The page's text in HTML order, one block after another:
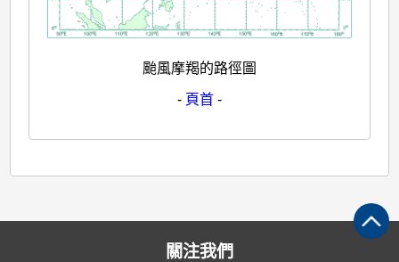
颱風摩羯的路徑圖
- 頁首 -
關注我們